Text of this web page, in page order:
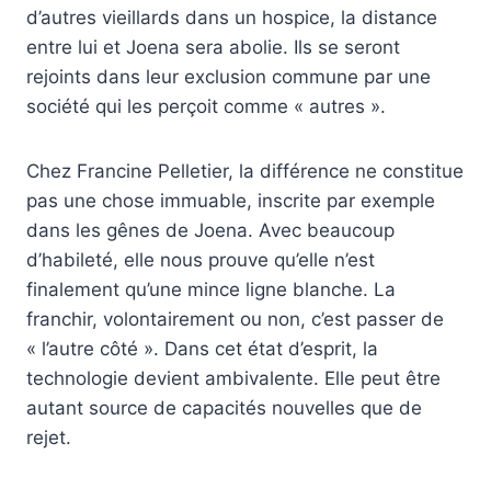
d’autres vieillards dans un hospice, la distance
entre lui et Joena sera abolie. Ils se seront
rejoints dans leur exclusion commune par une
société qui les perçoit comme « autres ».
Chez Francine Pelletier, la différence ne constitue
pas une chose immuable, inscrite par exemple
dans les gênes de Joena. Avec beaucoup
d’habileté, elle nous prouve qu’elle n’est
finalement qu’une mince ligne blanche. La
franchir, volontairement ou non, c’est passer de
« l’autre côté ». Dans cet état d’esprit, la
technologie devient ambivalente. Elle peut être
autant source de capacités nouvelles que de
rejet.